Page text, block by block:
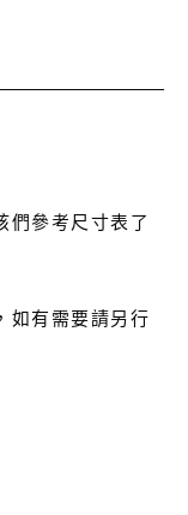
們參考尺寸表了
如有需要請另行